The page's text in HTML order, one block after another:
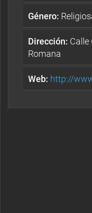
Género:
Dirección: Calle
Romana
Web: http://